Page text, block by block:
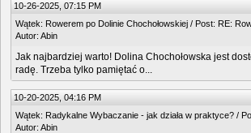
10-26-2025, 07:15 PM
Wątek: Rowerem po Dolinie Chochołowskiej / Post: RE:
Autor: Abin
Jak najbardziej warto! Dolina Chochołowska jest
radę. Trzeba tylko pamiętać o...
10-20-2025, 04:16 PM
Wątek: Radykalne Wybaczanie - jak działa w praktyce? /
Autor: Abin